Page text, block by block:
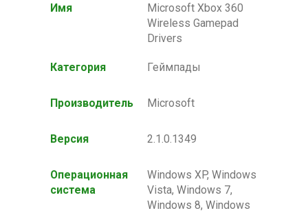
Имя
Microsoft Xbox 360
Wireless Gamepad
Drivers
Категория Геймпады
Производитель Microsoft
Версия 2.1.0.1349
Операционная
система
Windows XP, Windows
Vista, Windows 7,
Windows 8, Windows